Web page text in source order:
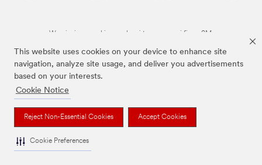
This website uses cookies on your device to enhance site
navigation, analyze site usage, and deliver you advertisements
based on your interests.
Cookie Notice
Reject Non-Essential Cookies Accept Cookies
Cookie Preferences
Wymienione marki są znakami towarowymi firmy 3M.